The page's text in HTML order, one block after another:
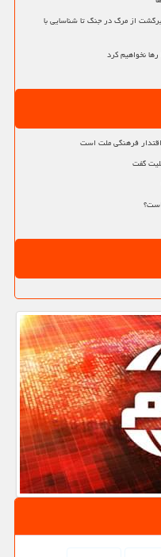
از مرگ در جنگ تا شناسایی با
نخواهیم کرد
اقتدار فرهنگی ملت است
گفت